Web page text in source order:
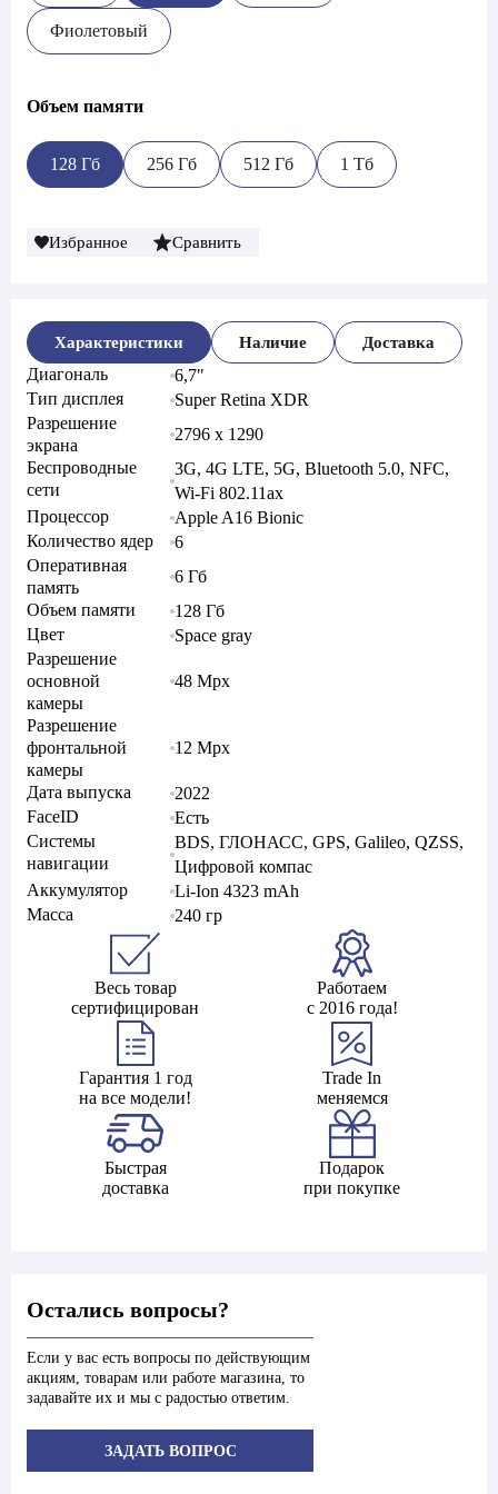
Фиолетовый
Объем памяти
128 Гб 256 Гб 512 Гб 1 Тб
Избранное Сравнить
Характеристики Наличие Доставка
Диагональ
6,7"
Тип дисплея
Super Retina XDR
Разрешение
экрана
2796 x 1290
Беспроводные
сети
3G, 4G LTE, 5G, Bluetooth 5.0, NFC,
Wi-Fi 802.11ax
Процессор
Apple A16 Bionic
Количество ядер
6
Оперативная
память
6 Гб
Объем памяти
128 Гб
Цвет
Space gray
Разрешение
основной
камеры
48 Mpx
Разрешение
фронтальной
камеры
12 Mpx
Дата выпуска
2022
FaceID
Есть
Системы
навигации
BDS, ГЛОНАСС, GPS, Galileo, QZSS,
Цифровой компас
Аккумулятор
Li-Ion 4323 mAh
Масса
240 гр
Весь товар
сертифицирован
Работаем
с 2016 года!
Гарантия 1 год
на все модели!
Trade In
меняемся
Быстрая
доставка
Подарок
при покупке
Остались вопросы?
Если у вас есть вопросы по действующим
акциям, товарам или работе магазина, то
задавайте их и мы с радостью ответим.
ЗАДАТЬ ВОПРОС